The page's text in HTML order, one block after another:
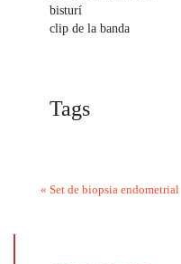
bisturí
clip de la banda
Tags
« Set de biopsia endometrial